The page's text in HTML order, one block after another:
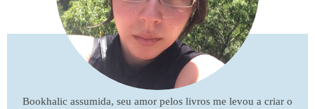
Bookhalic assumida, seu amor pelos livros me levou a criar o